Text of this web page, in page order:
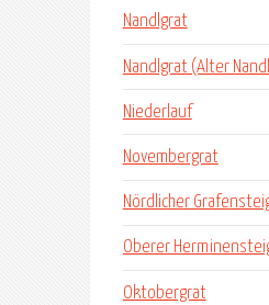
Nandlgrat
Nandlgrat (Alter
Niederlauf
Novembergrat
Nördlicher
Oberer
Oktobergrat